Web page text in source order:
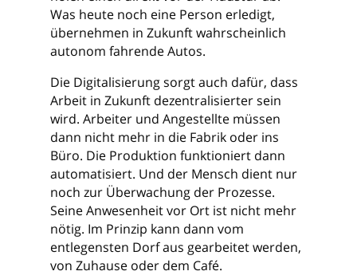
Was heute noch eine Person erledigt,
übernehmen in Zukunft wahrscheinlich
autonom fahrende Autos.
Die Digitalisierung sorgt auch dafür, dass
Arbeit in Zukunft dezentralisierter sein
wird. Arbeiter und Angestellte müssen
dann nicht mehr in die Fabrik oder ins
Büro. Die Produktion funktioniert dann
automatisiert. Und der Mensch dient nur
noch zur Überwachung der Prozesse.
Seine Anwesenheit vor Ort ist nicht mehr
nötig. Im Prinzip kann dann vom
entlegensten Dorf aus gearbeitet werden,
von Zuhause oder dem Café.